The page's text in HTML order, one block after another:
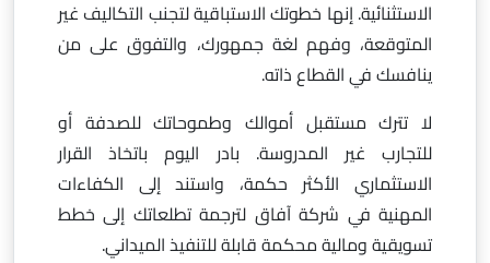
الاستثنائية. إنها خطوتك الاستباقية لتجنب التكاليف غير
المتوقعة، وفهم لغة جمهورك، والتفوق على من
ينافسك في القطاع ذاته.
لا تترك مستقبل أموالك وطموحاتك للصدفة أو
للتجارب غير المدروسة. بادر اليوم باتخاذ القرار
الاستثماري الأكثر حكمة، واستند إلى الكفاءات
المهنية في شركة آفاق لترجمة تطلعاتك إلى خطط
تسويقية ومالية محكمة قابلة للتنفيذ الميداني.